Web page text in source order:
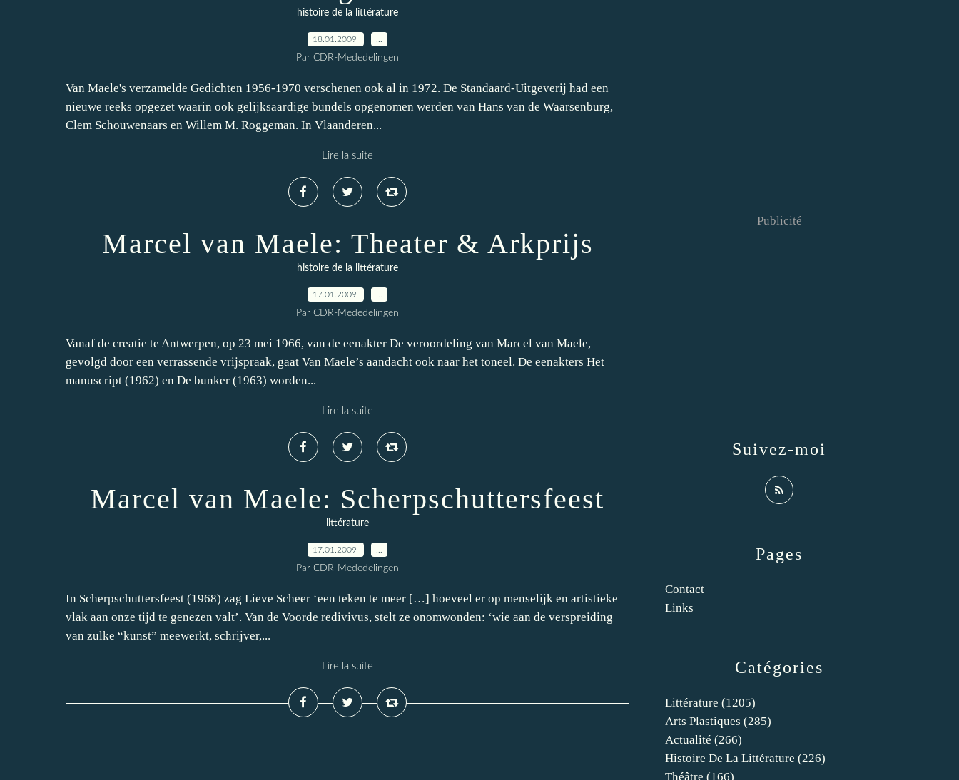
histoire de la littérature
18.01.2009
Par CDR-Mededelingen
Van Maele's verzamelde Gedichten 1956-1970 verschenen ook al in 1972. De Standaard-Uitgeverij had een
nieuwe reeks opgezet waarin ook gelijksaardige bundels opgenomen werden van Hans van de Waarsenburg,
Clem Schouwenaars en Willem M. Roggeman. In Vlaanderen...
Lire la suite
Marcel van Maele: Theater & Arkprijs
histoire de la littérature
17.01.2009
Par CDR-Mededelingen
Vanaf de creatie te Antwerpen, op 23 mei 1966, van de eenakter De veroordeling van Marcel van Maele,
gevolgd door een verrassende vrijspraak, gaat Van Maele’s aandacht ook naar het toneel. De eenakters Het
manuscript (1962) en De bunker (1963) worden...
Lire la suite
Marcel van Maele: Scherpschuttersfeest
littérature
17.01.2009
Par CDR-Mededelingen
In Scherpschuttersfeest (1968) zag Lieve Scheer ‘een teken te meer […] hoeveel er op menselijk en artistieke
vlak aan onze tijd te genezen valt’. Van de Voorde redivivus, stelt ze onomwonden: ‘wie aan de verspreiding
van zulke “kunst” meewerkt, schrijver,...
Lire la suite Catégories
Littérature (1205)
Arts Plastiques (285)
Actualité (266)
Histoire De La Littérature (226)
Théâtre (166)
Pages
Contact
Links
Suivez-moi
Publicité